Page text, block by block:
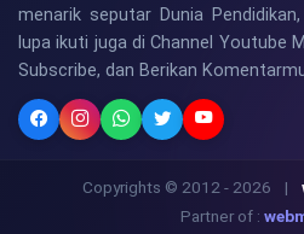
menarik seputar Dunia
lupa ikuti juga di Channel Youtube
Subscribe, dan Berikan
Copyrights © 2012 - 2026 |
Partner of :